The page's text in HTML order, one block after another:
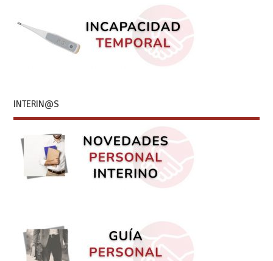
INTERIN@S